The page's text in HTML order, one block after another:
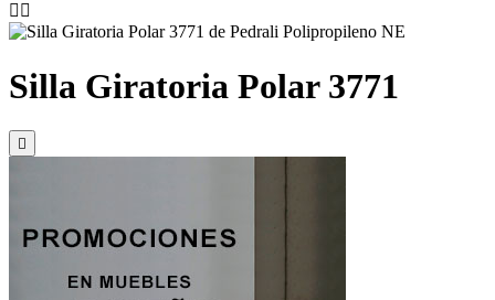
 
Silla Giratoria Polar 3771
